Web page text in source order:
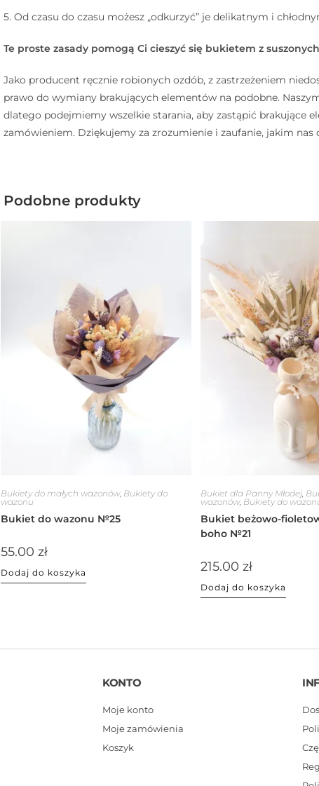
5. Od czasu do czasu możesz „odkurzyć” je delikatnym i
Te proste zasady pomogą Ci cieszyć się bukietem z
Jako producent ręcznie robionych ozdób, z zastrzeżeniem
prawo do wymiany brakujących elementów na podobne.
dlatego podejmiemy wszelkie starania, aby zastąpić brakujące
zamówieniem. Dziękujemy za zrozumienie i zaufanie, jakim nas
Podobne produkty
Bukiety do małych wazonów, Bukiety do
wazonu
Bukiet do wazonu №25
55.00zł
Dodaj do koszyka
Bukiet dla Panny Młodej,
wazonów, Bukiety do
Bukiet beżowo-
boho №21
215.00 zł
Dodaj do koszyka
KONTO
Moje konto
Moje zamówienia
Koszyk